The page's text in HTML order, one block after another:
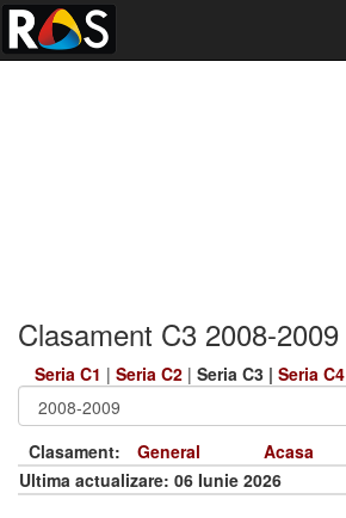
Clasament C3 2008-2009
Seria C1 | Seria C2 | Seria C3 | Seria C4
Clasament: General Acasa
Ultima actualizare: 06 Iunie 2026